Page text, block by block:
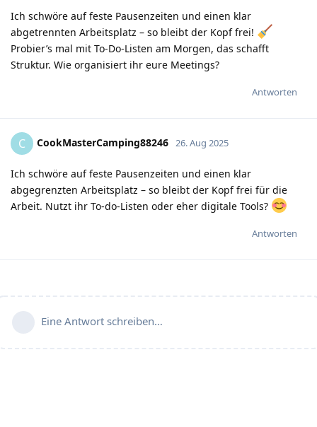
Ich schwöre auf feste Pausenzeiten und einen klar
abgetrennten Arbeitsplatz – so bleibt der Kopf frei!
Probier’s mal mit To-Do-Listen am Morgen, das schafft
Struktur. Wie organisiert ihr eure Meetings?
Antworten
C CookMasterCamping88246 26. Aug 2025
Ich schwöre auf feste Pausenzeiten und einen klar
abgegrenzten Arbeitsplatz – so bleibt der Kopf frei für die
Arbeit. Nutzt ihr To-do-Listen oder eher digitale Tools?
Antworten
Eine Antwort schreiben…